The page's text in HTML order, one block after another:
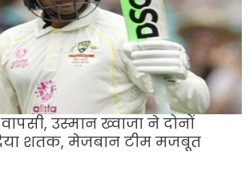
उस्मान ख्वाजा ने दोनों
शतक, मेजबान टीम मजबूत